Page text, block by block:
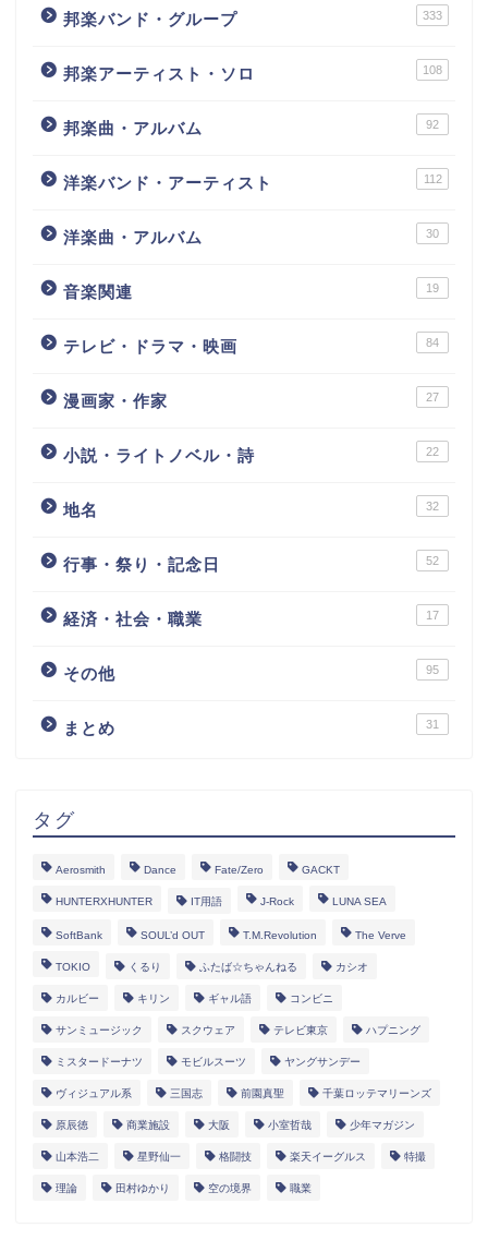
邦楽バンド・グループ 333
邦楽アーティスト・ソロ 108
邦楽曲・アルバム 92
洋楽バンド・アーティスト 112
洋楽曲・アルバム 30
音楽関連 19
テレビ・ドラマ・映画 84
漫画家・作家 27
小説・ライトノベル・詩 22
地名 32
行事・祭り・記念日 52
経済・社会・職業 17
その他 95
まとめ 31
タグ
Aerosmith Dance Fate/Zero GACKT
HUNTERXHUNTER IT用語 J-Rock LUNA SEA
SoftBank SOUL’d OUT T.M.Revolution The Verve
TOKIO くるり ふたば☆ちゃんねる カシオ
カルビー キリン ギャル語 コンビニ
サンミュージック スクウェア テレビ東京 ハプニング
ミスタードーナツ モビルスーツ ヤングサンデー
ヴィジュアル系 三国志 前園真聖 千葉ロッテマリーンズ
原辰徳 商業施設 大阪 小室哲哉 少年マガジン
山本浩二 星野仙一 格闘技 楽天イーグルス 特撮
理論 田村ゆかり 空の境界 職業